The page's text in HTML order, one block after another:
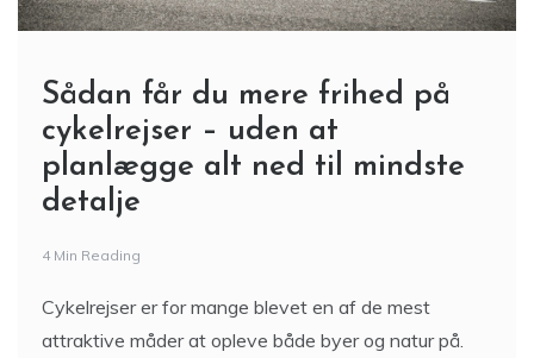
Sådan får du mere frihed på
cykelrejser – uden at
planlægge alt ned til mindste
detalje
4 Min Reading
Cykelrejser er for mange blevet en af de mest
attraktive måder at opleve både byer og natur på.